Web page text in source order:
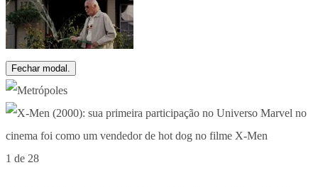
Fechar modal.
1 de 28